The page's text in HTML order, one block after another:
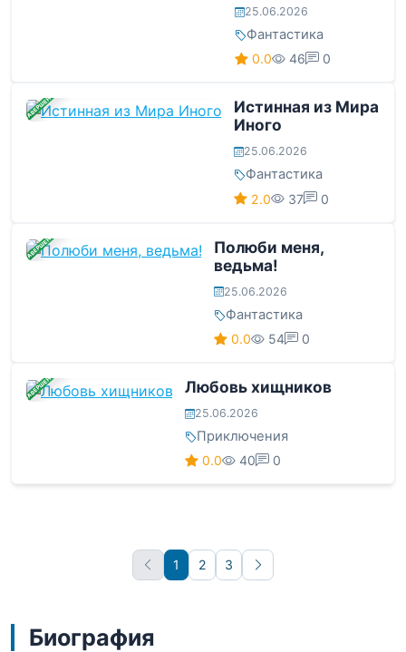
25.06.2026
Фантастика
0.0 46 0
ЗАВЕРШЕНА
Истинная из Мира
Иного
25.06.2026
Фантастика
2.0 37 0
ЗАВЕРШЕНА
Полюби меня,
ведьма!
25.06.2026
Фантастика
0.0 54 0
ЗАВЕРШЕНА Любовь хищников
25.06.2026
Приключения
0.0 40 0
1 2 3
Вперёд
Биография